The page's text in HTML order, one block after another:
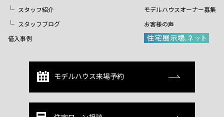
スタッフ紹介
スタッフブログ
借入事例
モデルハウスオーナー募集
お客様の声
モデルハウス来場予約